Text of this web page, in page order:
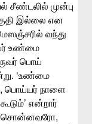
சீண்டலில் முன்பு
இல்லை என
வந்து
உண்மை
பொய்
. ‘உண்மை
, பொய்யர் நாளை
கூடும்’ என்றார்
சொன்னவரோ,